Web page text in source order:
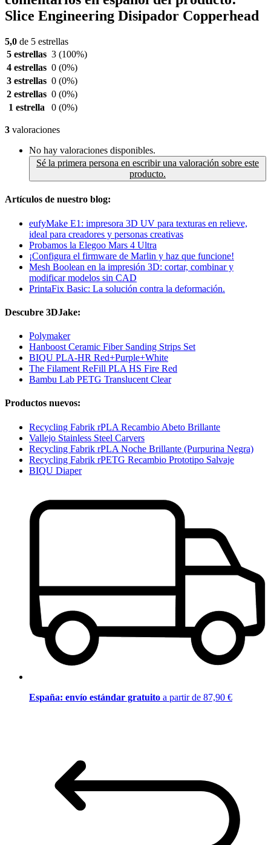
Slice Engineering Disipador Copperhead
5,0 de 5 estrellas
5 estrellas 3 (100%)
4 estrellas 0 (0%)
3 estrellas 0 (0%)
2 estrellas 0 (0%)
1 estrella
0 (0%)
3 valoraciones
No hay valoraciones disponibles.
Sé la primera persona en escribir una valoración sobre este
producto.
Artículos de nuestro blog:
eufyMake E1: impresora 3D UV para texturas en relieve,
ideal para creadores y personas creativas
Probamos la Elegoo Mars 4 Ultra
¡Configura el firmware de Marlin y haz que funcione!
Mesh Boolean en la impresión 3D: cortar, combinar y
modificar modelos sin CAD
PrintaFix Basic: La solución contra la deformación.
Descubre 3DJake:
Polymaker
Hanboost Ceramic Fiber Sanding Strips Set
BIQU PLA-HR Red+Purple+White
The Filament ReFill PLA HS Fire Red
Bambu Lab PETG Translucent Clear
Productos nuevos:
Recycling Fabrik rPLA Recambio Abeto Brillante
Vallejo Stainless Steel Carvers
Recycling Fabrik rPLA Noche Brillante (Purpurina Negra)
Recycling Fabrik rPETG Recambio Prototipo Salvaje
BIQU Diaper
España: envío estándar gratuito a partir de 87,90 €